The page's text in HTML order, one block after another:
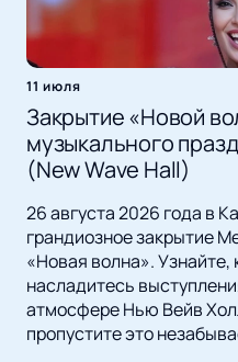
11 июля
Закрытие «Новой
музыкального
(New Wave Hall)
26 августа 2026 года в
грандиозное закрытие
«Новая волна». Узнайте,
насладитесь
атмосфере Нью Вейв
пропустите это